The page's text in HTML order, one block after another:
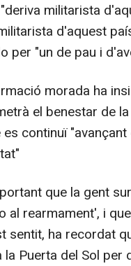
militarista
d'aquest
per "un de pau i
morada ha
el benestar de
continuï
que la gent
al rearmament', i
sentit, ha recordat
Puerta del Sol per